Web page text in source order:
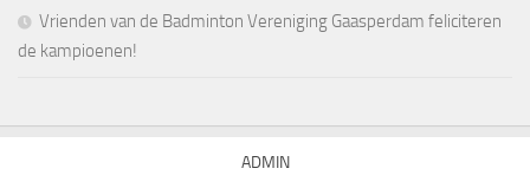
Vrienden van de Badminton Vereniging Gaasperdam feliciteren
de kampioenen!
ADMIN